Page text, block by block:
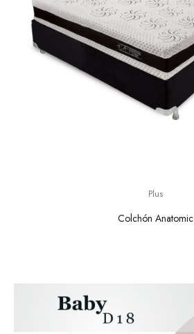
Plus
Colchón Anatomic